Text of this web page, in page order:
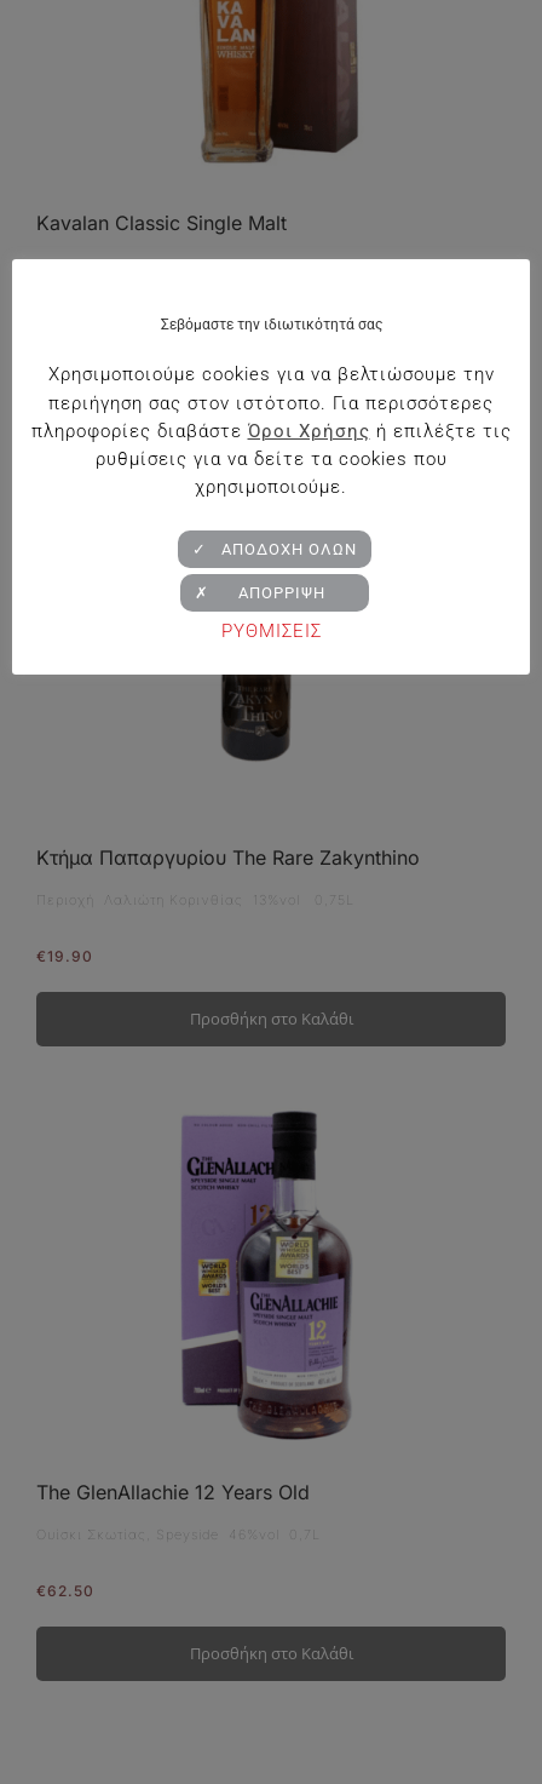
Kavalan Classic Single Malt
Whisky από Ταϊβάν 40%vol 0,7L
Προσθήκη στο Καλάθι
Κτήμα Παπαργυρίου The Rare Zakynthino
Περιοχή Λαλιώτη Κορινθίας 13%vol 0,75L
€19.90
Προσθήκη στο Καλάθι
The GlenAllachie 12 Years Old
Ουίσκι Σκωτίας, Speyside 46%vol 0,7L
€62.50
Προσθήκη στο Καλάθι
Σεβόμαστε την ιδιωτικότητά σας
Χρησιμοποιούμε cookies για να βελτιώσουμε την
περιήγηση σας στον ιστότοπο. Για περισσότερες
πληροφορίες διαβάστε Όροι Χρήσης ή επιλέξτε τις
ρυθμίσεις για να δείτε τα cookies που
χρησιμοποιούμε.
ΡΥΘΜΙΣΕΙΣ
✓ ΑΠΟΔΟΧΗ ΟΛΩΝ
✗ ΑΠΟΡΡΙΨΗ